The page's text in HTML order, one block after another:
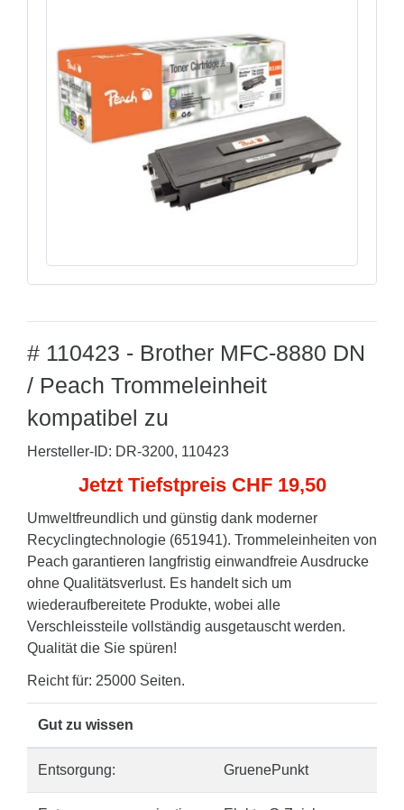
# 110423 - Brother MFC-8880 DN
/ Peach Trommeleinheit
kompatibel zu
Hersteller-ID: DR-3200, 110423
Jetzt Tiefstpreis CHF 19,50
Umweltfreundlich und günstig dank moderner
Recyclingtechnologie (651941). Trommeleinheiten von
Peach garantieren langfristig einwandfreie Ausdrucke
ohne Qualitätsverlust. Es handelt sich um
wiederaufbereitete Produkte, wobei alle
Verschleissteile vollständig ausgetauscht werden.
Qualität die Sie spüren!
Reicht für: 25000 Seiten.
Gut zu wissen
Entsorgung: GruenePunkt